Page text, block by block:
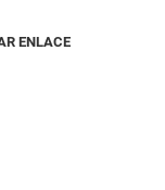
ENLACE